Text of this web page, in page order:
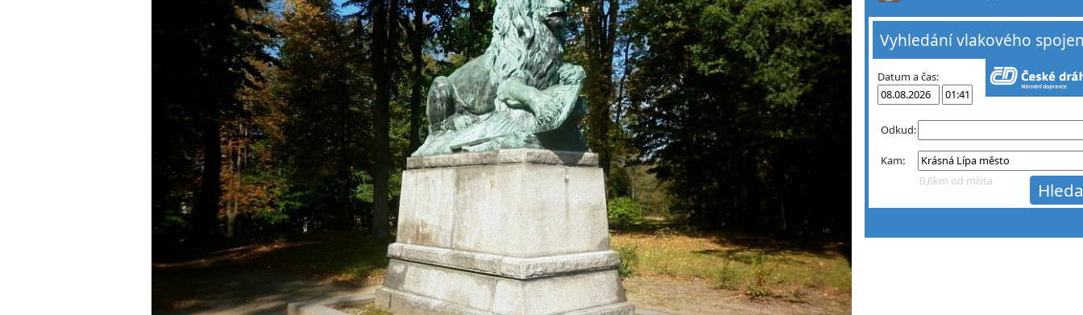
Vyhledání vlakového
Datum a čas:
Odkud:
Kam:
0,6km od místa